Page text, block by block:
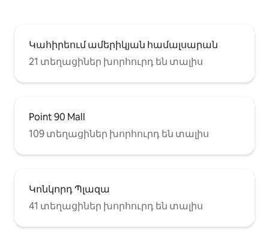
Կահիրեում ամերիկյան համալսարան
21 տեղացիներ խորհուրդ են տալիս
Point 90 Mall
109 տեղացիներ խորհուրդ են տալիս
Կոնկորդ Պլազա
41 տեղացիներ խորհուրդ են տալիս